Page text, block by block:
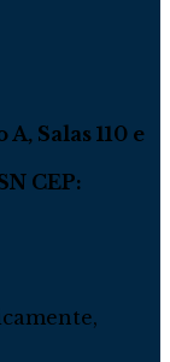
Salas 110 e
CEP: